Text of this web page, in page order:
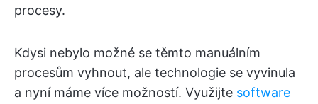
procesy.
Kdysi nebylo možné se těmto manuálním
procesům vyhnout, ale technologie se vyvinula
a nyní máme více možností. Využijte software